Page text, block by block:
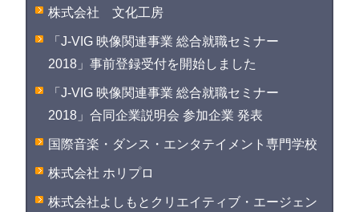
株式会社 文化工房
「J-VIG 映像関連事業 総合就職セミナー
2018」事前登録受付を開始しました
「J-VIG 映像関連事業 総合就職セミナー
2018」合同企業説明会 参加企業 発表
国際音楽・ダンス・エンタテイメント専門学校
株式会社 ホリプロ
株式会社よしもとクリエイティブ・エージェン